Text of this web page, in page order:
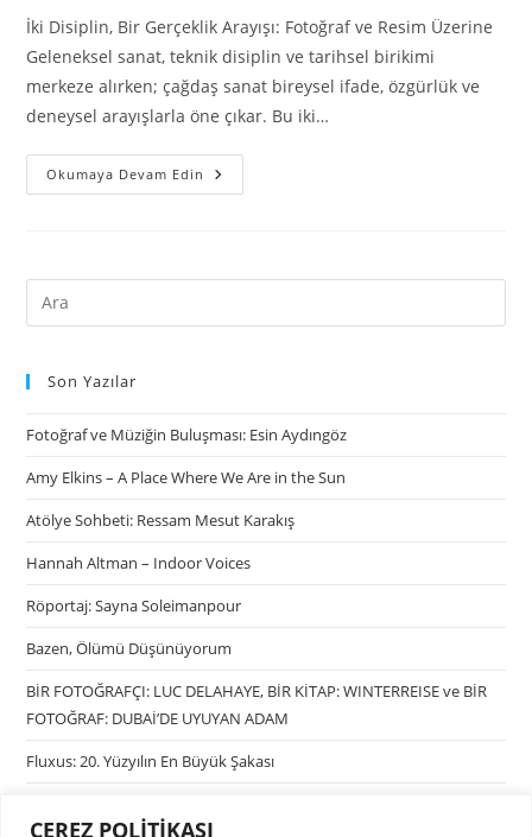
ÇEREZ POLİTİKASI
İki Disiplin, Bir Gerçeklik Arayışı: Fotoğraf ve Resim Üzerine
Geleneksel sanat, teknik disiplin ve tarihsel birikimi
merkeze alırken; çağdaş sanat bireysel ifade, özgürlük ve
deneysel arayışlarla öne çıkar. Bu iki…
Okumaya Devam Edin
Son Yazılar
Fotoğraf ve Müziğin Buluşması: Esin Aydıngöz
Amy Elkins – A Place Where We Are in the Sun
Atölye Sohbeti: Ressam Mesut Karakış
Hannah Altman – Indoor Voices
Röportaj: Sayna Soleimanpour
Bazen, Ölümü Düşünüyorum
BİR FOTOĞRAFÇI: LUC DELAHAYE, BİR KİTAP: WINTERREISE ve BİR
FOTOĞRAF: DUBAİ’DE UYUYAN ADAM
Fluxus: 20. Yüzyılın En Büyük Şakası